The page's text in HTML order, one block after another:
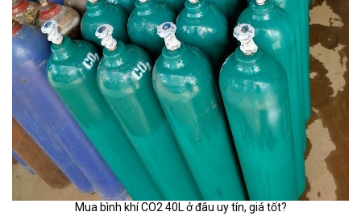
Mua bình khí CO2 40L ở đâu uy tín, giá tốt?